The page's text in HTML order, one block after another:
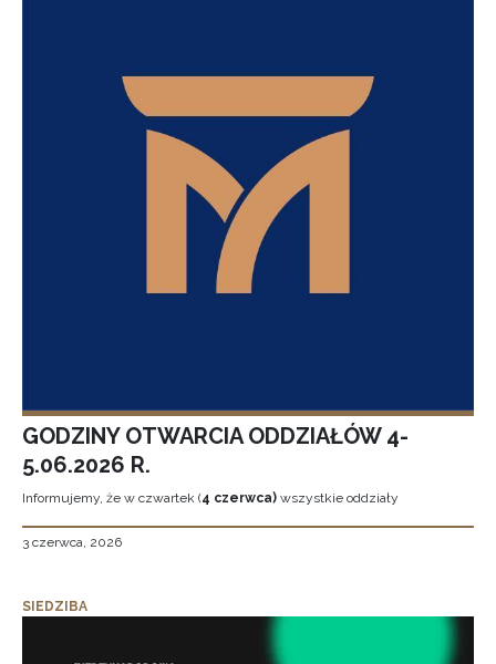
GODZINY OTWARCIA ODDZIAŁÓW 4-
5.06.2026 R.
Informujemy, że w czwartek (4 czerwca) wszystkie oddziały
3 czerwca, 2026
SIEDZIBA